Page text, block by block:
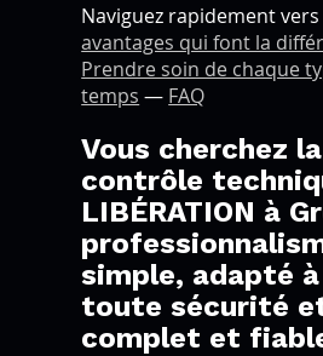
Naviguez rapidement
avantages qui font la
Prendre soin de chaque
temps — FAQ
Vous cherchez
contrôle
LIBÉRATION à
simple, adapté
toute sécurité
complet et